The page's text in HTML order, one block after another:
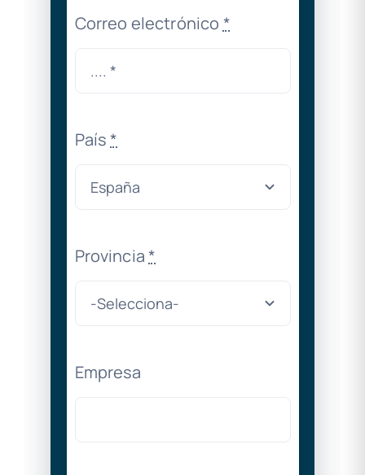
Correo electrónico *
País*
Provincia*
Empresa